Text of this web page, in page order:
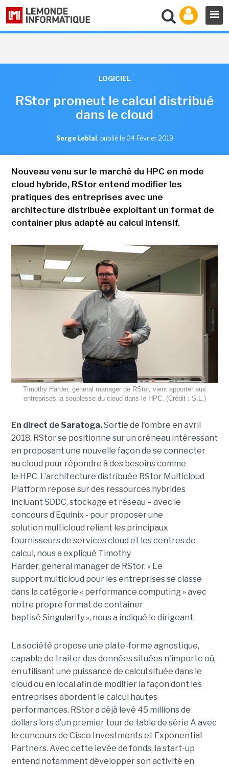
LOGICIEL
RStor promeut le calcul distribué
dans le cloud
Serge Leblal , publié le 04 Février 2019
Nouveau venu sur le marché du HPC en mode
cloud hybride, RStor entend modifier les
pratiques des entreprises avec une
architecture distribuée exploitant un format de
container plus adapté au calcul intensif.
Timothy Harder, general manager de RStor, vient apporter aux
entreprises la souplesse du cloud dans le HPC. (Crédit : S.L.)
En direct de Saratoga.Sortie de l'ombre en avril
2018, RStorse positionne sur un créneau intéressant
en proposant une nouvelle façon de se connecter
au cloud pour répondre à des besoins comme
le HPC. L’architecture distribuée RStor Multicloud
Platform repose sur des ressources hybrides
incluant SDDC, stockage et réseau – avec le
concours d’ Equinix - pour proposer une
solution multicloud reliant les principaux
fournisseurs de servicescloud et les centres de
calcul, nousa expliqué Timothy
Harder, general manager de RStor. « Le
support multicloud pour les entreprises se classe
dans la catégorie « performance computing» avec
notre propre format de container
baptisé Singularity», nous a indiqué le dirigeant.
La société propose une plate-forme agnostique,
capable de traiter des données situées n'importe où,
en utilisant une puissance de calcul située dans le
cloud ou en local afin de modifier la façon dont les
entreprises abordent le calcul hautes
performances. RStor a déjà levé 45 millions de
dollars lors d’un premier tour de table de série A avec
le concours de Cisco Investments et Exponential
Partners. Avec cette levée de fonds, la start-up
entend notamment développer son activité en